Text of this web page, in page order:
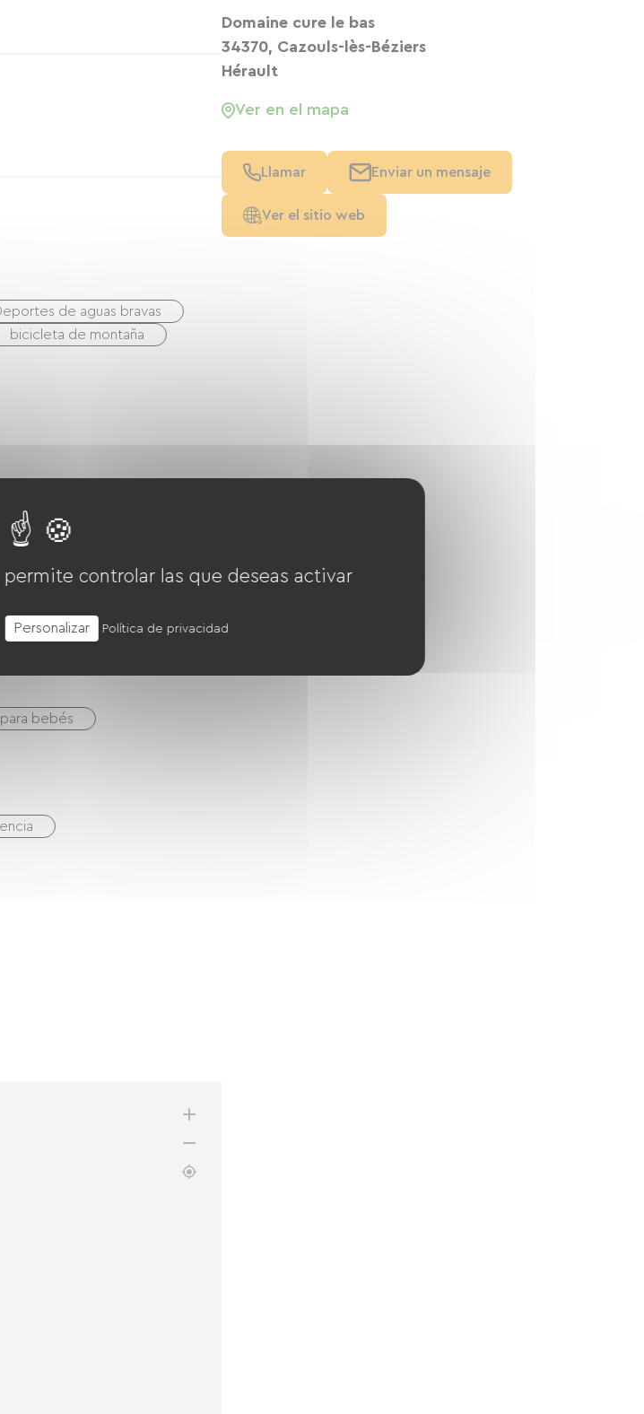
de aguas bravas
bicicleta de montaña
Lavavajillas
bebés
Domaine cure le bas
34370, Cazouls-lès-Béziers
Hérault
Ver en el mapa
Llamar Enviar un mensaje
Ver el sitio web
controlar las que deseas activar
Personalizar Política de privacidad